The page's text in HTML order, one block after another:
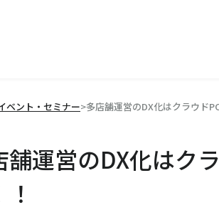
ベント・セミナー>多店舗運営のDX化はクラウド
舗運営のDX化はク